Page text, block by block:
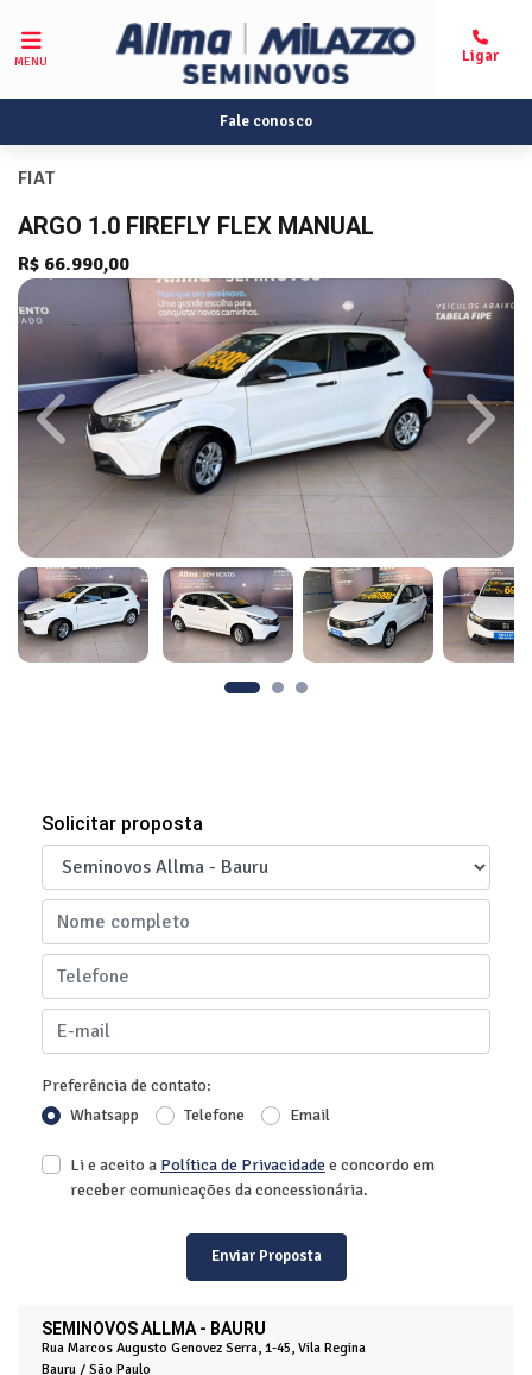
MENU
Fale conosco
FIAT
ARGO 1.0 FIREFLY FLEX MANUAL
R$ 66.990,00
Previous Next
SEMINOVOS ALLMA - BAURU
Rua Marcos Augusto Genovez Serra, 1-45, Vila Regina
Bauru / São Paulo
Solicitar proposta
Preferência de contato:
Whatsapp
Telefone Email
Li e aceito a Política de Privacidadee concordo em
receber comunicações da concessionária.
Enviar Proposta